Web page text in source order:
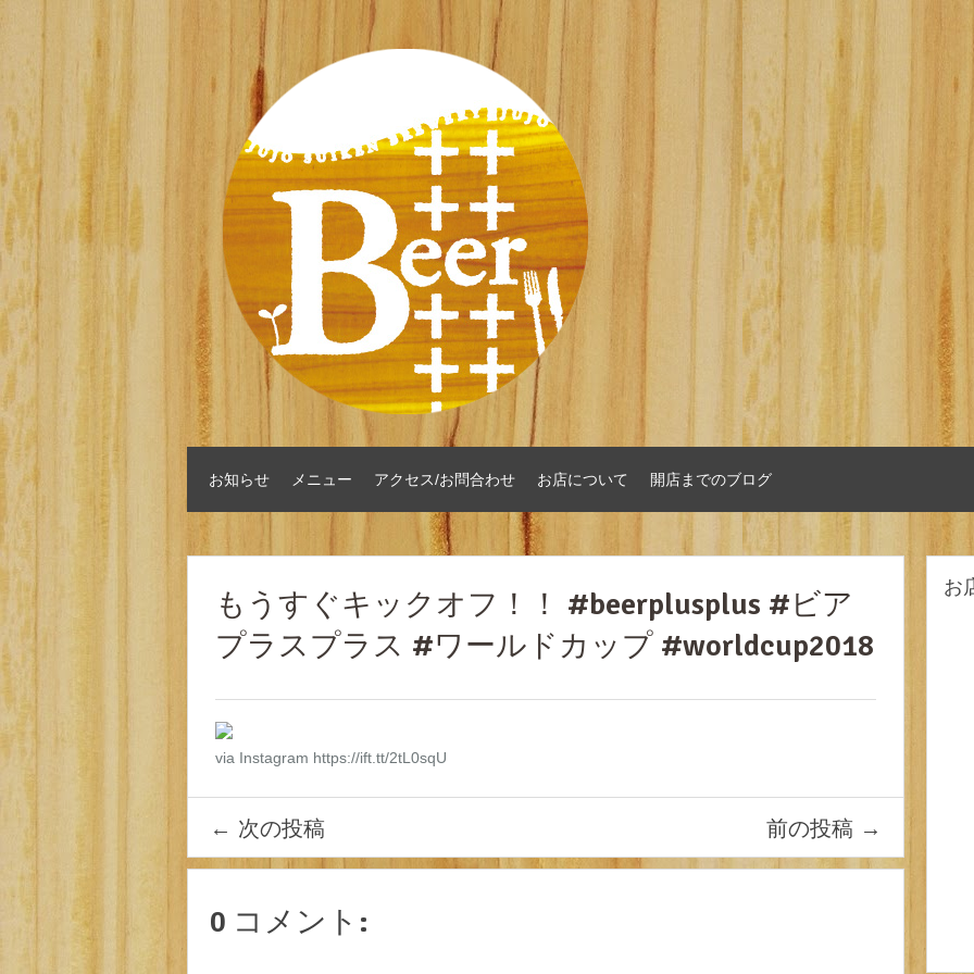
お知らせ メニュー アクセス/お問合わせ お店について 開店までのブログ
もうすぐキックオフ！！ #beerplusplus #ビア
プラスプラス #ワールドカップ #worldcup2018
via Instagram https://ift.tt/2tL0sqU
← 次の投稿 前の投稿 →
0 コメント:
お